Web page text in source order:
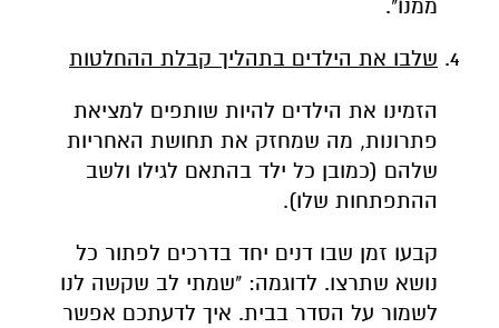
ממנו".
שלבו את הילדים בתהליך קבלת ההחלטות
הזמינו את הילדים להיות שותפים למציאת
פתרונות, מה שמחזק את תחושת האחריות
שלהם (כמובן כל ילד בהתאם לגילו ולשב
ההתפתחות שלו).
קבעו זמן שבו דנים יחד בדרכים לפתור כל
נושא שתרצו. לדוגמה: "שמתי לב שקשה לנו
לשמור על הסדר בבית. איך לדעתכם אפשר